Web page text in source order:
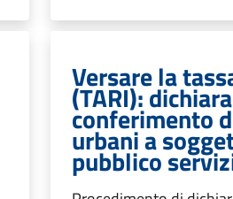
Versare la
(TARI):
conferimento
urbani a
pubblico